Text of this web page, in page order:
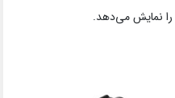
را نمایش می‌دهد.